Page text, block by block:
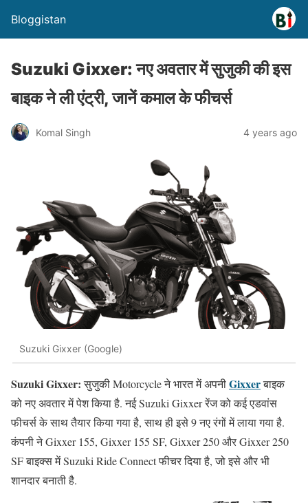
Bloggistan
Suzuki Gixxer: नए अवतार में सुजुकी की इस
बाइक ने ली एंट्री, जानें कमाल के फीचर्स
Komal Singh 4 years ago
Suzuki Gixxer (Google)
Suzuki Gixxer:सुजुकी Motorcycle ने भारत में अपनीGixxerबाइक
को नए अवतार में पेश किया है. नई Suzuki Gixxer रेंज को कई एडवांस
फीचर्स के साथ तैयार किया गया है, साथ ही इसे 9 नए रंगों में लाया गया है.
कंपनी ने Gixxer 155, Gixxer 155 SF, Gixxer 250 और Gixxer 250
SF बाइक्स में Suzuki Ride Connect फीचर दिया है, जो इसे और भी
शानदार बनाती है.